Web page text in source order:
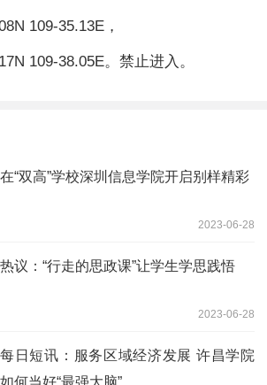
109-35.13E，
109-38.05E。禁止进入。
在“双高”学校深圳信息学院开启别样精彩
2023-06-28
热议：“行走的思政课”让学生学思践悟
2023-06-28
每日短讯：服务区域经济发展 许昌学院
如何当好“最强大脑”